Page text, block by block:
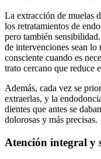
La extracción de muelas
los retratamientos de
pero también
de intervenciones sean lo
consciente cuando es
trato cercano que reduce
Además, cada vez se
extraerlas, y la
dientes que antes se
dolorosas y más precisas.
Atención integral y